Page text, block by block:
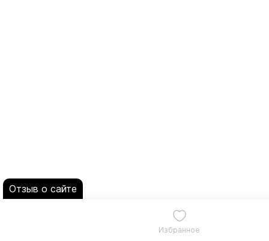
Избранное
Отзыв о сайте